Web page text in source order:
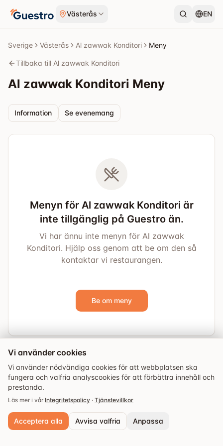
Västerås EN
Sverige Västerås Al zawwak Konditori Meny
Tillbaka till Al zawwak Konditori
Al zawwak Konditori Meny
Information Se evenemang
Menyn för Al zawwak Konditori är
inte tillgänglig på Guestro än.
Vi har ännu inte menyn för Al zawwak
Konditori. Hjälp oss genom att be om den så
kontaktar vi restaurangen.
Be om meny
Vi använder cookies
Vi använder nödvändiga cookies för att webbplatsen ska
fungera och valfria analyscookies för att förbättra innehåll och
prestanda.
Läs mer i vår Integritetspolicy · Tjänstevillkor
Acceptera alla Avvisa valfria Anpassa